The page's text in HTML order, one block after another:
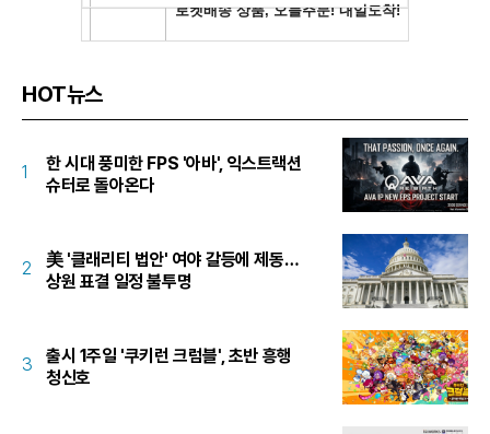
HOT뉴스
1
한 시대 풍미한 FPS '아바', 익스트랙션
슈터로 돌아온다
2
美 '클래리티 법안' 여야 갈등에 제동…
상원 표결 일정 불투명
3
출시 1주일 '쿠키런 크럼블', 초반 흥행
청신호